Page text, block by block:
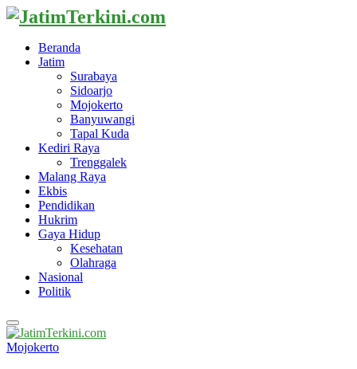
Beranda
Jatim
Surabaya
Sidoarjo
Mojokerto
Banyuwangi
Tapal Kuda
Kediri Raya
Trenggalek
Malang Raya
Ekbis
Pendidikan
Hukrim
Gaya Hidup
Kesehatan
Olahraga
Nasional
Politik
Primary
Menu
Mojokerto